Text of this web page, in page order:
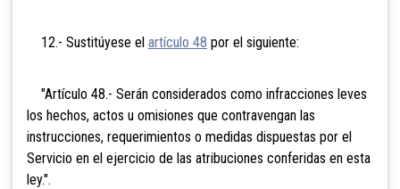
12.- Sustitúyese el artículo 48 por el siguiente:
"Artículo 48.- Serán considerados como infracciones leves
los hechos, actos u omisiones que contravengan las
instrucciones, requerimientos o medidas dispuestas por el
Servicio en el ejercicio de las atribuciones conferidas en esta
ley.".